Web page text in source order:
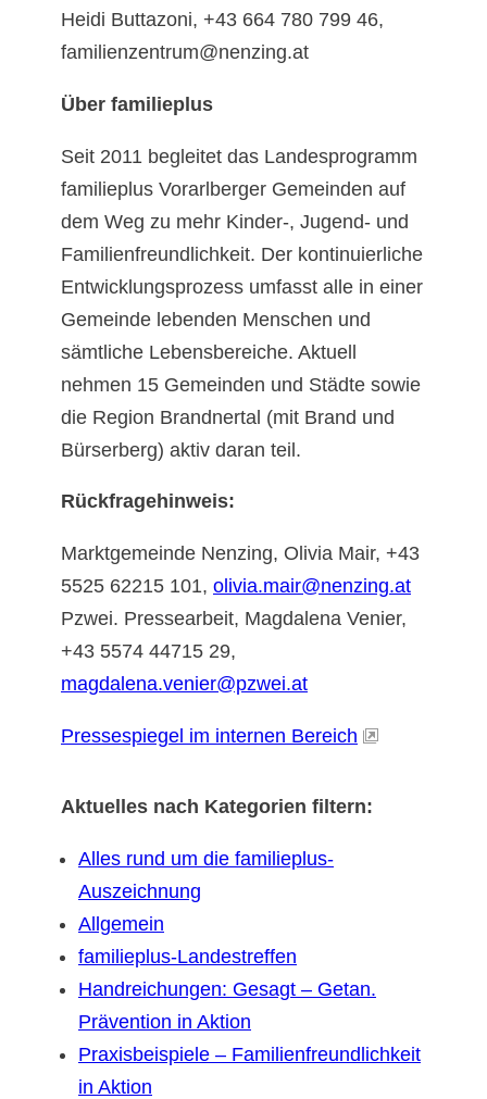
Heidi Buttazoni, +43 664 780 799 46,
familienzentrum@nenzing.at
Über familieplus
Seit 2011 begleitet das Landesprogramm
familieplus Vorarlberger Gemeinden auf
dem Weg zu mehr Kinder-, Jugend- und
Familienfreundlichkeit. Der kontinuierliche
Entwicklungsprozess umfasst alle in einer
Gemeinde lebenden Menschen und
sämtliche Lebensbereiche. Aktuell
nehmen 15 Gemeinden und Städte sowie
die Region Brandnertal (mit Brand und
Bürserberg) aktiv daran teil.
Rückfragehinweis:
Marktgemeinde Nenzing, Olivia Mair, +43
5525 62215 101, olivia.mair@nenzing.at
Pzwei. Pressearbeit, Magdalena Venier,
+43 5574 44715 29,
magdalena.venier@pzwei.at
Pressespiegel im internen Bereich
Aktuelles nach Kategorien filtern:
Alles rund um die familieplus-
Auszeichnung
Allgemein
familieplus-Landestreffen
Handreichungen: Gesagt – Getan.
Prävention in Aktion
Praxisbeispiele – Familienfreundlichkeit
in Aktion